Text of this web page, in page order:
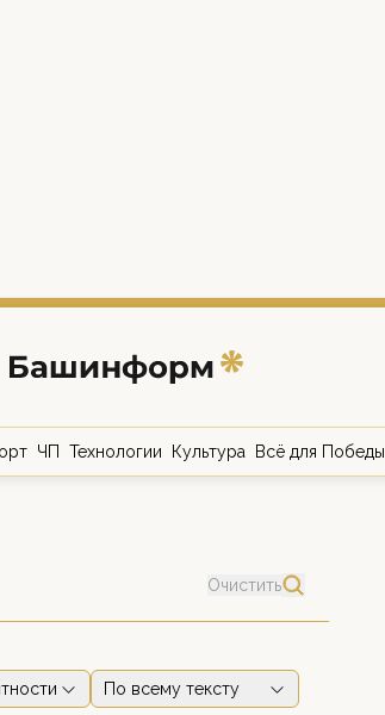
ЧП Технологии Культура Всё для Победы
Очистить
По всему тексту